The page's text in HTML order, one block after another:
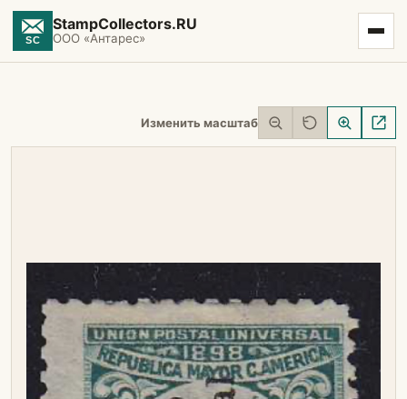
StampCollectors.RU
ООО «Антарес»
Изменить масштаб